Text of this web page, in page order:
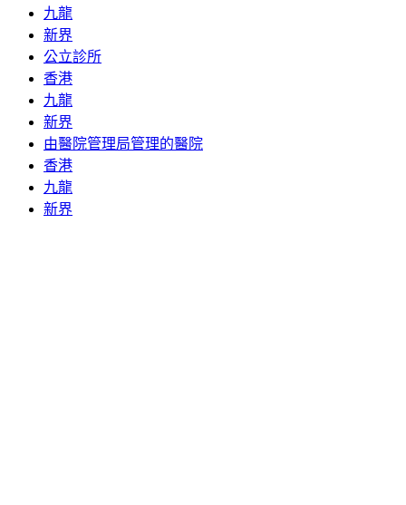
九龍
新界
公立診所
香港
九龍
新界
由醫院管理局管理的醫院
香港
九龍
新界